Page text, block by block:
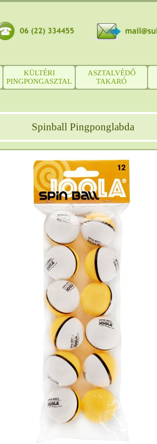
KÜLTÉRI
PINGPONGASZTAL
ASZTALVÉDŐ
TAKARÓ
Spinball Pingponglabda